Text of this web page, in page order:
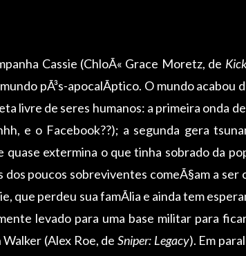
Cassie (ChloÃ« Grace Moretz, de
pÃ³s-apocalÃ­ptico. O mundo
livre de seres humanos: a primeira onda
e o Facebook??); a segunda gera
extermina o que tinha sobrado da
dos poucos sobreviventes comeÃ§am a
que perdeu sua famÃ­lia e ainda tem
levado para uma base militar para
(Alex Roe, de Sniper: Legacy). Em